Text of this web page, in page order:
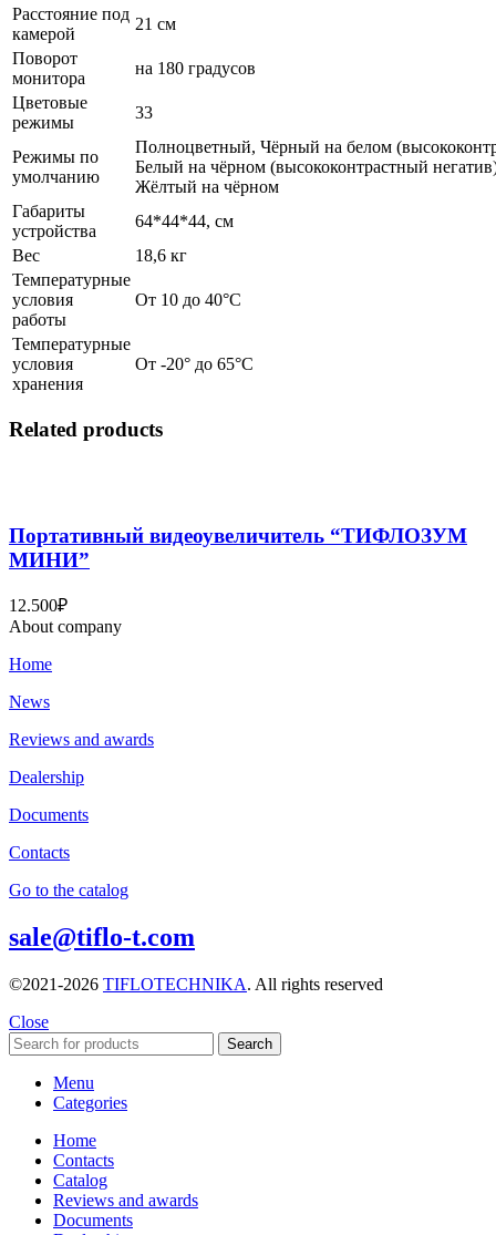
Расстояние под
камерой
21 см
Поворот
монитора
на 180 градусов
Цветовые
режимы
33
Режимы по
умолчанию
Полноцветный, Чёрный на белом
Белый на чёрном (высококонтрастный
Жёлтый на чёрном
Габариты
устройства
64*44*44, см
Вес
18,6 кг
Температурные
условия
работы
От 10 до 40°C
Температурные
условия
хранения
От -20° до 65°C
Related products
Портативный видеоувеличитель “ТИФЛОЗУМ
МИНИ”
12.500₽
About company
Home
News
Reviews and awards
Dealership
Documents
Contacts
Go to the catalog
sale@tiflo-t.com
©2021-2026 TIFLOTECHNIKA. All rights reserved
Close
Search
Menu
Categories
Home
Contacts
Catalog
Reviews and awards
Documents